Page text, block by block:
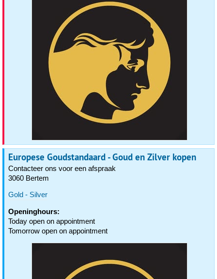
Europese Goudstandaard - Goud en Zilver kopen
Contacteer ons voor een afspraak
3060 Bertem
Gold - Silver
Openinghours:
Today open on appointment
Tomorrow open on appointment